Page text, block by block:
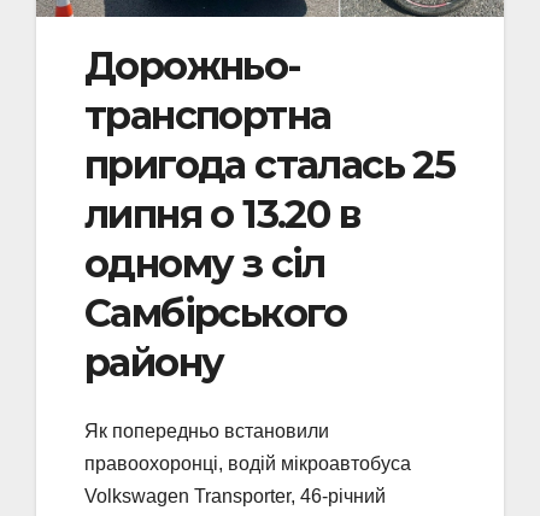
Дорожньо-
транспортна
пригода сталась 25
липня о 13.20 в
одному з сіл
Самбірського
району
Як попередньо встановили
правоохоронці, водій мікроавтобуса
Volkswagen Transporter, 46-річний